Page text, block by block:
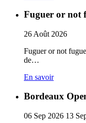
Fuguer or not
26 Août 2026
Fuguer or not
de…
En savoir
Bordeaux
06 Sep 2026 13